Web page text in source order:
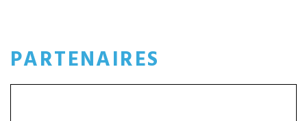
PARTENAIRES